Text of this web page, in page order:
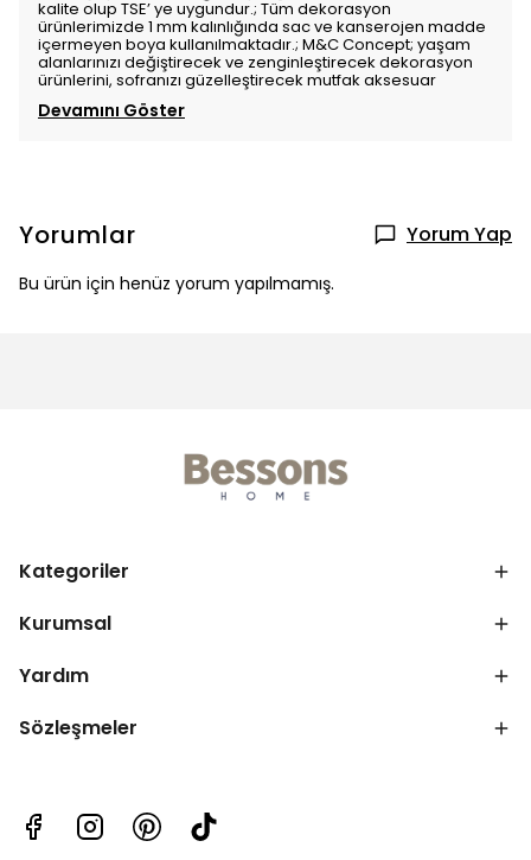
kalite olup TSE’ ye uygundur.; Tüm dekorasyon
ürünlerimizde 1 mm kalınlığında sac ve kanserojen madde
içermeyen boya kullanılmaktadır.; M&C Concept; yaşam
alanlarınızı değiştirecek ve zenginleştirecek dekorasyon
ürünlerini, sofranızı güzelleştirecek mutfak aksesuar
Devamını Göster
Yorumlar Yorum Yap
Bu ürün için henüz yorum yapılmamış.
Kategoriler
Kurumsal
Yardım
Sözleşmeler